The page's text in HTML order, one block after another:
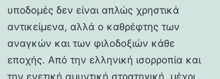
υποδομές δεν είναι απλώς χρηστικά
αντικείμενα, αλλά ο καθρέφτης των
αναγκών και των φιλοδοξιών κάθε
εποχής. Από την ελληνική ισορροπία και
την ενετική αμυντική στρατηγική, μέχρι